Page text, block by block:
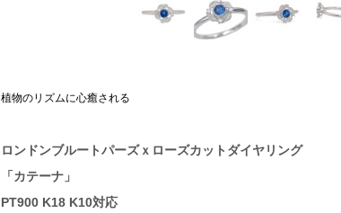
植物のリズムに心癒される
ロンドンブルートパーズｘローズカットダイヤリング
「カテーナ」
PT900 K18 K10対応